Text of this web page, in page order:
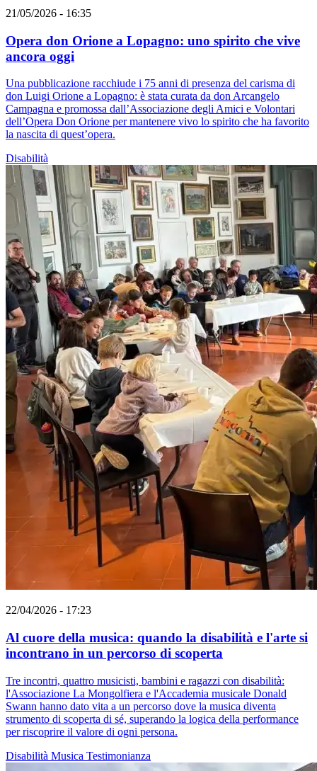
21/05/2026 - 16:35
Opera don Orione a Lopagno: uno spirito che vive
ancora oggi
Una pubblicazione racchiude i 75 anni di presenza del carisma di
don Luigi Orione a Lopagno: è stata curata da don Arcangelo
Campagna e promossa dall’Associazione degli Amici e Volontari
dell’Opera Don Orione per mantenere vivo lo spirito che ha favorito
la nascita di quest’opera.
Disabilità
22/04/2026 - 17:23
Al cuore della musica: quando la disabilità e l'arte si
incontrano in un percorso di scoperta
Tre incontri, quattro musicisti, bambini e ragazzi con disabilità:
l'Associazione La Mongolfiera e l'Accademia musicale Donald
Swann hanno dato vita a un percorso dove la musica diventa
strumento di scoperta di sé, superando la logica della performance
per riscoprire il valore di ogni persona.
Disabilità Musica Testimonianza